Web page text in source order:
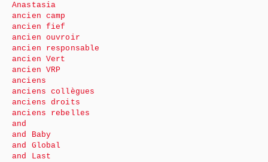
Anastasia
ancien camp
ancien fief
ancien ouvroir
ancien responsable
ancien Vert
ancien VRP
anciens
anciens collègues
anciens droits
anciens rebelles
and
and Baby
and Global
and Last